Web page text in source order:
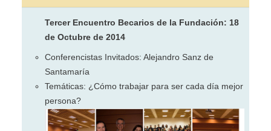
Tercer Encuentro Becarios de la Fundación: 18
de Octubre de 2014
Conferencistas Invitados: Alejandro Sanz de
Santamaría
Temáticas: ¿Cómo trabajar para ser cada día mejor
persona?